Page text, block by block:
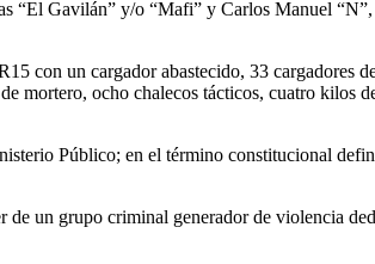
“El Gavilán” y/o “Mafi” y Carlos Manuel
con un cargador abastecido, 33 cargadores
mortero, ocho chalecos tácticos, cuatro kilos
Público; en el término constitucional
un grupo criminal generador de violencia